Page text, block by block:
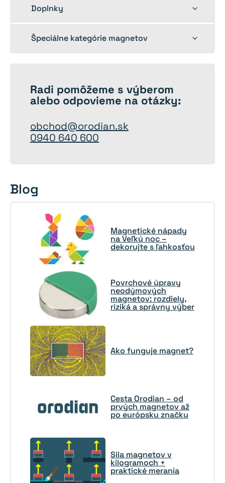
Doplnky
Toggle
Špeciálne kategórie magnetov
Toggle
Radi pomôžeme s výberom
alebo odpovieme na otázky:
obchod@orodian.sk
0940 640 600
Blog
Magnetické nápady
na Veľkú noc –
dekorujte s ľahkosťou
Povrchové úpravy
neodýmových
magnetov: rozdiely,
riziká a správny výber
Ako funguje magnet?
Cesta Orodian – od
prvých magnetov až
po európsku značku
Sila magnetov v
kilogramoch +
praktické merania